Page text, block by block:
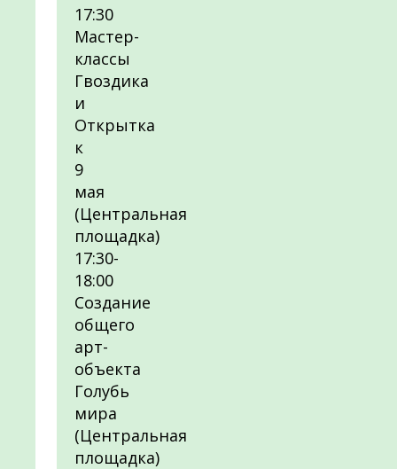
17:30
Мастер-
классы
Гвоздика
и
Открытка
к
9
мая
(Центральная
площадка)
17:30-
18:00
Создание
общего
арт-
объекта
Голубь
мира
(Центральная
площадка)